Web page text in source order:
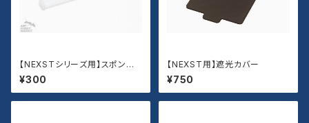
【NEXSTシリーズ用】スポンジ
ストッパー
¥300
【NEXST用】遮光カバー
¥750